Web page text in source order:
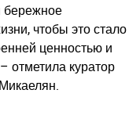
бережное
чтобы это стало
ценностью и
отметила куратор